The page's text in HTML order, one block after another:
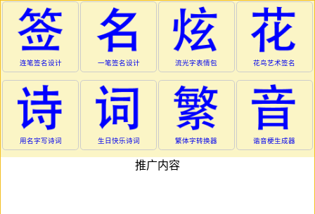
连笔签名设计 一笔签名设计 流光字表情包 花鸟艺术签名
用名字写诗词 生日快乐诗词 繁体字转换器 谐音梗生成器
推广内容